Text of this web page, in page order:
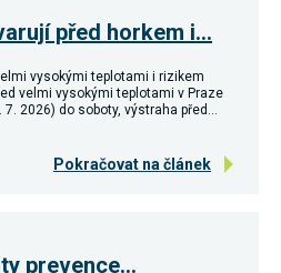
před horkem i…
vysokými teplotami i rizikem
velmi vysokými teplotami v Praze
2026) do soboty, výstraha před…
Pokračovat na článek
prevence…
vytvářet profily
založené na Vašich
pseudonymizované
profily. Na základě
těchto informací
bezprostřední